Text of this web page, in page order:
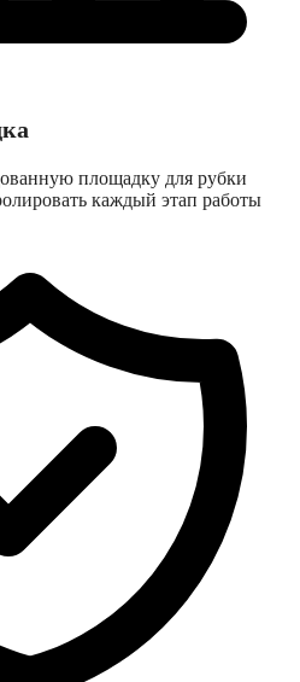
площадку для рубки
каждый этап работы